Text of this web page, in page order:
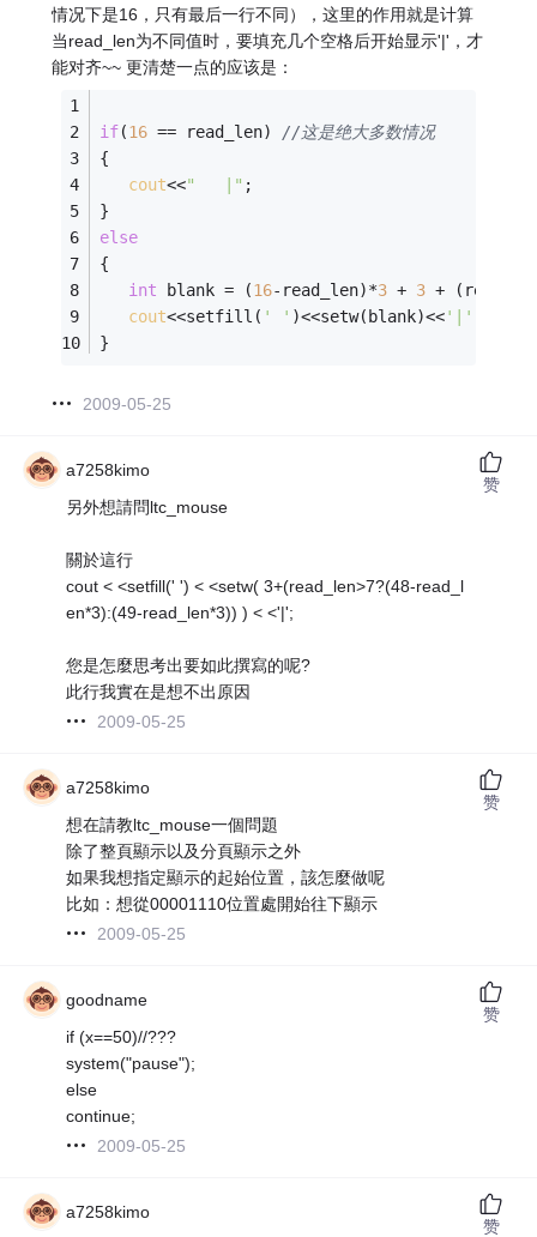
情况下是16，只有最后一行不同），这里的作用就是计算
当read_len为不同值时，要填充几个空格后开始显示'|'，才
能对齐~~ 更清楚一点的应该是：
if(16 == read_len) //这是绝大多数情况
{
cout<<"   |" ;
}
else
{
int blank = (16-read_len)*3 + 3 +
cout<<setfill( ' ' )<<setw(blank)<<'|'
}
2009-05-25
a7258kimo
另外想請問ltc_mouse
關於這行
cout < <setfill(' ') < <setw( 3+(read_len>7?(48-read_l
en*3):(49-read_len*3)) ) < <'|';
您是怎麼思考出要如此撰寫的呢?
此行我實在是想不出原因
2009-05-25
赞
a7258kimo
想在請教ltc_mouse一個問題
除了整頁顯示以及分頁顯示之外
如果我想指定顯示的起始位置，該怎麼做呢
比如：想從00001110位置處開始往下顯示
2009-05-25
赞
goodname
if (x==50)//???
system("pause");
else
continue;
2009-05-25
赞
a7258kimo
赞